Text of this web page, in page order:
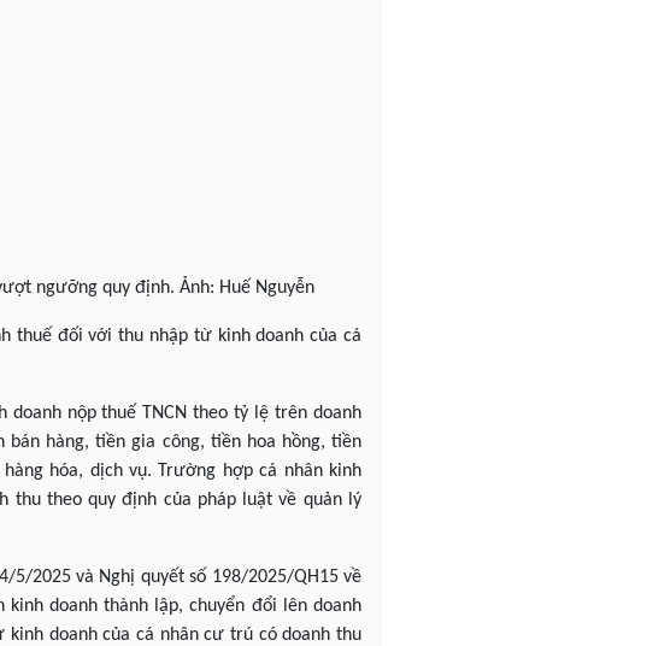
ngưỡng quy định. Ảnh: Huế Nguyễn
thuế đối với thu nhập từ kinh doanh của cá
doanh nộp thuế TNCN theo tỷ lệ trên doanh
hàng, tiền gia công, tiền hoa hồng, tiền
hóa, dịch vụ. Trường hợp cá nhân kinh
thu theo quy định của pháp luật về quản lý
2025 và Nghị quyết số 198/2025/QH15 về
doanh thành lập, chuyển đổi lên doanh
doanh của cá nhân cư trú có doanh thu